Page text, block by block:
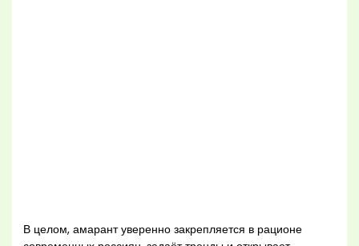
В целом, амарант уверенно закрепляется в рационе